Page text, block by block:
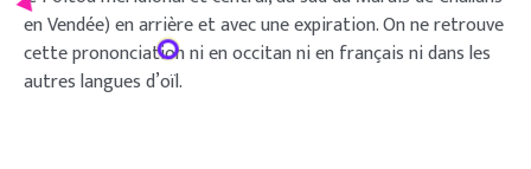
en Vendée) en arrière et avec une expiration. On ne retrouve
cette prononciation ni en occitan ni en français ni dans les
autres langues d’oïl.